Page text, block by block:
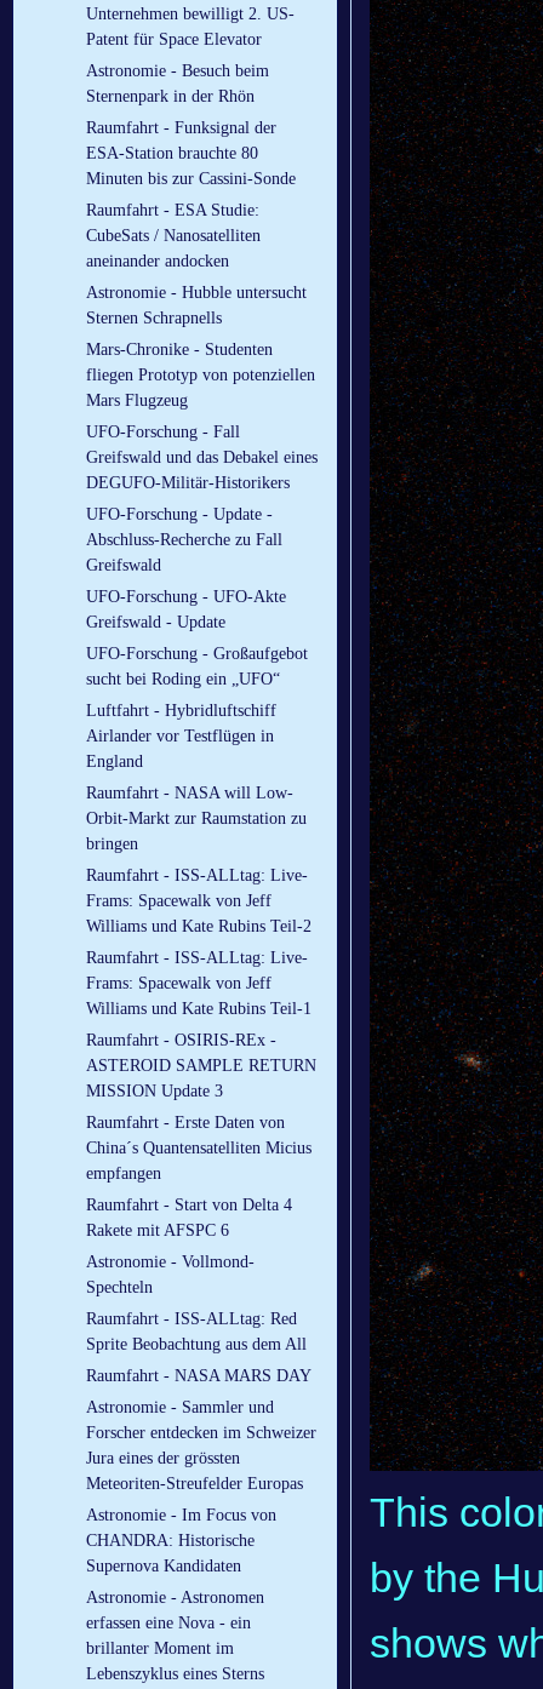
Unternehmen bewilligt 2. US-
Patent für Space Elevator
Astronomie - Besuch beim
Sternenpark in der Rhön
Raumfahrt - Funksignal der
ESA-Station brauchte 80
Minuten bis zur Cassini-Sonde
Raumfahrt - ESA Studie:
CubeSats / Nanosatelliten
aneinander andocken
Astronomie - Hubble untersucht
Sternen Schrapnells
Mars-Chronike - Studenten
fliegen Prototyp von potenziellen
Mars Flugzeug
UFO-Forschung - Fall
Greifswald und das Debakel eines
DEGUFO-Militär-Historikers
UFO-Forschung - Update -
Abschluss-Recherche zu Fall
Greifswald
UFO-Forschung - UFO-Akte
Greifswald - Update
UFO-Forschung - Großaufgebot
sucht bei Roding ein „UFO“
Luftfahrt - Hybridluftschiff
Airlander vor Testflügen in
England
Raumfahrt - NASA will Low-
Orbit-Markt zur Raumstation zu
bringen
Raumfahrt - ISS-ALLtag: Live-
Frams: Spacewalk von Jeff
Williams und Kate Rubins Teil-2
Raumfahrt - ISS-ALLtag: Live-
Frams: Spacewalk von Jeff
Williams und Kate Rubins Teil-1
Raumfahrt - OSIRIS-REx -
ASTEROID SAMPLE RETURN
MISSION Update 3
Raumfahrt - Erste Daten von
China´s Quantensatelliten Micius
empfangen
Raumfahrt - Start von Delta 4
Rakete mit AFSPC 6
Astronomie - Vollmond-
Spechteln
Raumfahrt - ISS-ALLtag: Red
Sprite Beobachtung aus dem All
Raumfahrt - NASA MARS DAY
Astronomie - Sammler und
Forscher entdecken im Schweizer
Jura eines der grössten
Meteoriten-Streufelder Europas
Astronomie - Im Focus von
CHANDRA: Historische
Supernova Kandidaten
Astronomie - Astronomen
erfassen eine Nova - ein
brillanter Moment im
Lebenszyklus eines Sterns
This
by the
shows